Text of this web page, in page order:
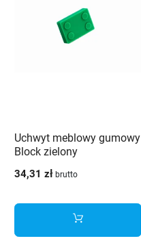
Uchwyt meblowy gumowy
Block zielony
34,31 zł brutto